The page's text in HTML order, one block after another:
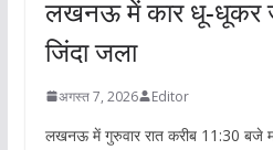
लखनऊ में कार धू-धूकर
जिंदा जला
अगस्त 7, 2026 Editor
लखनऊ में गुरुवार रात करीब 11:30 बजे